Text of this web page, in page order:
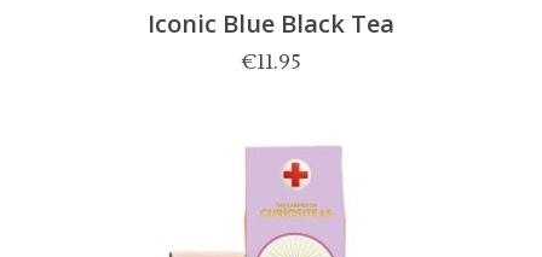
Iconic Blue Black Tea
€11.95